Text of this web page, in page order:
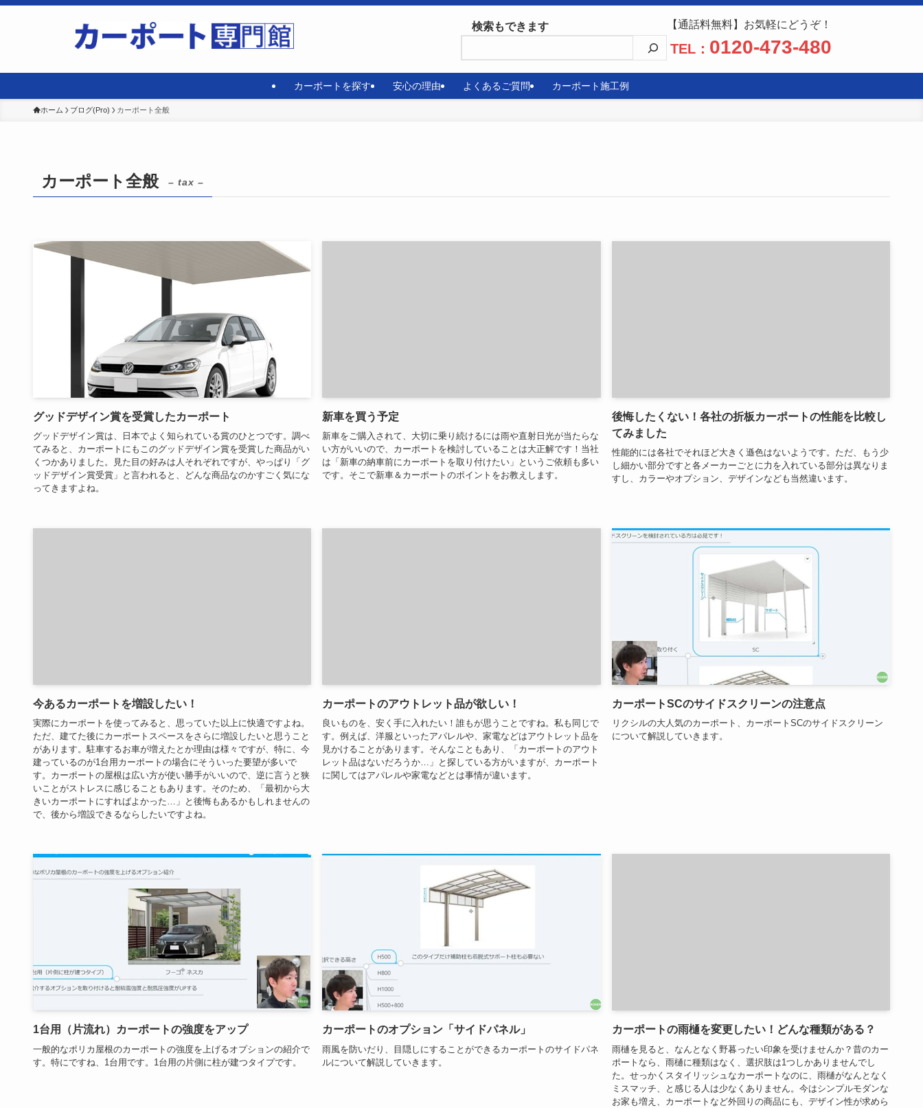
カーポートを探す 安心の理由 よくあるご質問 カーポート施工例
検索もできます 【通話料無料】お気軽にどうぞ！
TEL： 0120-473-480
ホーム ブログ(Pro) カーポート全般
カーポート全般 – tax –
グッドデザイン賞を受賞したカーポート
グッドデザイン賞は、日本でよく知られている賞のひとつです。調べ
てみると、カーポートにもこのグッドデザイン賞を受賞した商品がい
くつかありました。見た目の好みは人それぞれですが、やっぱり「グ
ッドデザイン賞受賞」と言われると、どんな商品なのかすごく気にな
ってきますよね。
新車を買う予定
新車をご購入されて、大切に乗り続けるには雨や直射日光が当たらな
い方がいいので、カーポートを検討していることは大正解です！当社
は「新車の納車前にカーポートを取り付けたい」というご依頼も多い
です。そこで新車＆カーポートのポイントをお教えします。
後悔したくない！各社の折板カーポートの性能を比較し
てみました
性能的には各社でそれほど大きく遜色はないようです。ただ、もう少
し細かい部分ですと各メーカーごとに力を入れている部分は異なりま
すし、カラーやオプション、デザインなども当然違います。
今あるカーポートを増設したい！
実際にカーポートを使ってみると、思っていた以上に快適ですよね。
ただ、建てた後にカーポートスペースをさらに増設したいと思うこと
があります。駐車するお車が増えたとか理由は様々ですが、特に、今
建っているのが1台用カーポートの場合にそういった要望が多いで
す。カーポートの屋根は広い方が使い勝手がいいので、逆に言うと狭
いことがストレスに感じることもあります。そのため、「最初から大
きいカーポートにすればよかった…」と後悔もあるかもしれませんの
で、後から増設できるならしたいですよね。
カーポートのアウトレット品が欲しい！
良いものを、安く手に入れたい！誰もが思うことですね。私も同じで
す。例えば、洋服といったアパレルや、家電などはアウトレット品を
見かけることがあります。そんなこともあり、「カーポートのアウト
レット品はないだろうか…」と探している方がいますが、カーポート
に関してはアパレルや家電などとは事情が違います。
カーポートSCのサイドスクリーンの注意点
リクシルの大人気のカーポート、カーポートSCのサイドスクリーン
について解説していきます。
1台用（片流れ）カーポートの強度をアップ
一般的なポリカ屋根のカーポートの強度を上げるオプションの紹介で
す。特にですね、1台用です。1台用の片側に柱が建つタイプです。
カーポートのオプション「サイドパネル」
雨風を防いだり、目隠しにすることができるカーポートのサイドパネ
ルについて解説していきます。
カーポートの雨樋を変更したい！どんな種類がある？
雨樋を見ると、なんとなく野暮ったい印象を受けませんか？昔のカー
ポートなら、雨樋に種類はなく、選択肢は1つしかありませんでし
た。せっかくスタイリッシュなカーポートなのに、雨樋がなんとなく
ミスマッチ、と感じる人は少なくありません。今はシンプルモダンな
お家も増え、カーポートなど外回りの商品にも、デザイン性が求めら